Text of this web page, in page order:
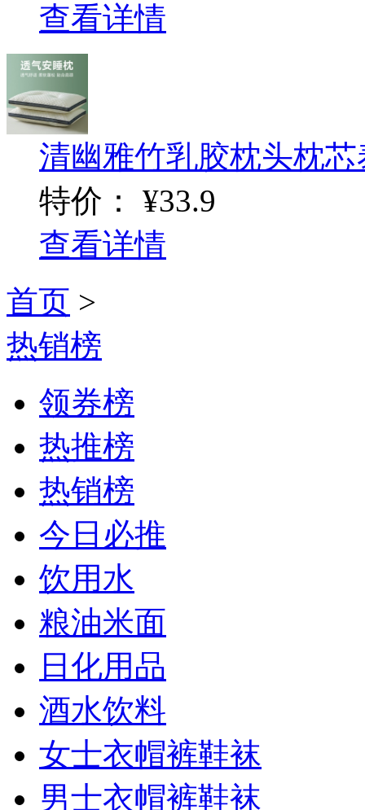
查看详情
清幽雅竹乳胶枕头枕
特价：
¥33.9
查看详情
首页 >
热销榜
领券榜
热推榜
热销榜
今日必推
饮用水
粮油米面
日化用品
酒水饮料
女士衣帽裤鞋袜
男士衣帽裤鞋袜